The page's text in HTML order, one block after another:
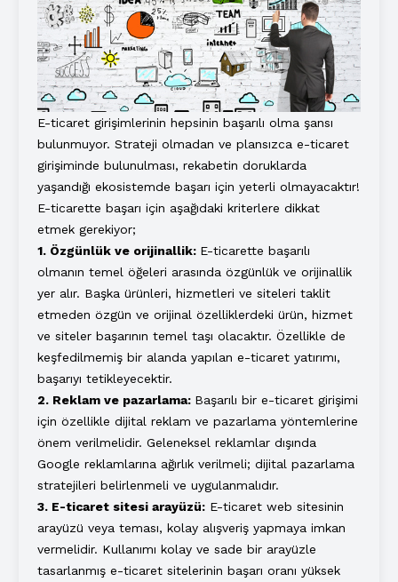
E-ticaret girişimlerinin hepsinin başarılı olma şansı
bulunmuyor. Strateji olmadan ve plansızca e-ticaret
girişiminde bulunulması, rekabetin doruklarda
yaşandığı ekosistemde başarı için yeterli olmayacaktır!
E-ticarette başarı için aşağıdaki kriterlere dikkat
etmek gerekiyor;
1. Özgünlük ve orijinallik: E-ticarette başarılı
olmanın temel öğeleri arasında özgünlük ve orijinallik
yer alır. Başka ürünleri, hizmetleri ve siteleri taklit
etmeden özgün ve orijinal özelliklerdeki ürün, hizmet
ve siteler başarının temel taşı olacaktır. Özellikle de
keşfedilmemiş bir alanda yapılan e-ticaret yatırımı,
başarıyı tetikleyecektir.
2. Reklam ve pazarlama: Başarılı bir e-ticaret girişimi
için özellikle dijital reklam ve pazarlama yöntemlerine
önem verilmelidir. Geleneksel reklamlar dışında
Google reklamlarına ağırlık verilmeli; dijital pazarlama
stratejileri belirlenmeli ve uygulanmalıdır.
3. E-ticaret sitesi arayüzü: E-ticaret web sitesinin
arayüzü veya teması, kolay alışveriş yapmaya imkan
vermelidir. Kullanımı kolay ve sade bir arayüzle
tasarlanmış e-ticaret sitelerinin başarı oranı yüksek